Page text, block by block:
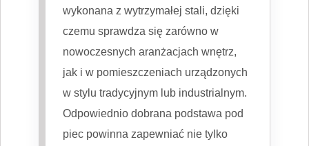
wykonana z wytrzymałej stali, dzięki
czemu sprawdza się zarówno w
nowoczesnych aranżacjach wnętrz,
jak i w pomieszczeniach urządzonych
w stylu tradycyjnym lub industrialnym.
Odpowiednio dobrana podstawa pod
piec powinna zapewniać nie tylko